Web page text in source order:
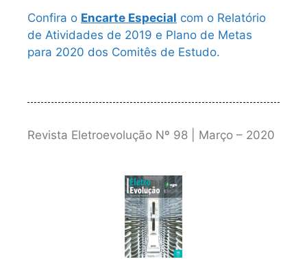
Confira o Encarte Especial com o Relatório
de Atividades de 2019 e Plano de Metas
para 2020 dos Comitês de Estudo.
Revista Eletroevolução Nº 98 | Março – 2020